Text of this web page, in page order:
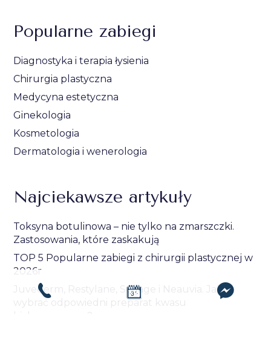
Popularne zabiegi
Diagnostyka i terapia łysienia
Chirurgia plastyczna
Medycyna estetyczna
Ginekologia
Kosmetologia
Dermatologia i wenerologia
Najciekawsze artykuły
Toksyna botulinowa – nie tylko na zmarszczki.
Zastosowania, które zaskakują
TOP 5 Popularne zabiegi z chirurgii plastycznej w
2026r
Juvederm, Restylane, Stylage i Neauvia. Jak
wybrać odpowiedni preparat kwasu